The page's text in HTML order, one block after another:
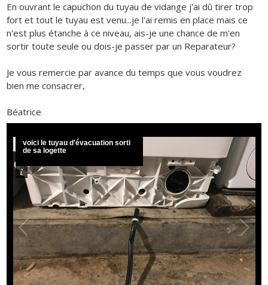
En ouvrant le capuchon du tuyau de vidange j'ai dû tirer trop
fort et tout le tuyau est venu...je l'ai remis en place mais ce
n'est plus étanche à ce niveau, ais-je une chance de m'en
sortir toute seule ou dois-je passer par un Reparateur?
Je vous remercie par avance du temps que vous voudrez
bien me consacrer,
Béatrice
voici le tuyau d'évacuation sorti
de sa logette